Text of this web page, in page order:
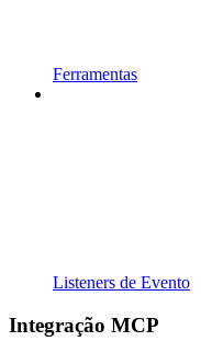
Ferramentas
Listeners de Evento
Integração MCP